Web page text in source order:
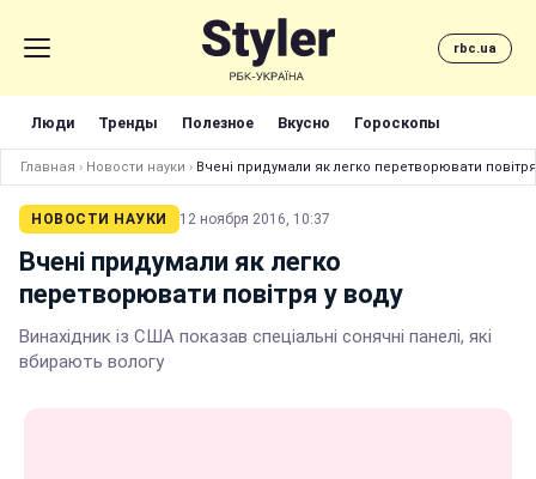
rbc.ua
Люди Тренды Полезное Вкусно Гороскопы
Главная › Новости науки › Вчені придумали як легко перетворювати
НОВОСТИ НАУКИ 12 ноября 2016, 10:37
Вчені придумали як легко
перетворювати повітря у воду
Винахідник із США показав спеціальні сонячні панелі, які
вбирають вологу